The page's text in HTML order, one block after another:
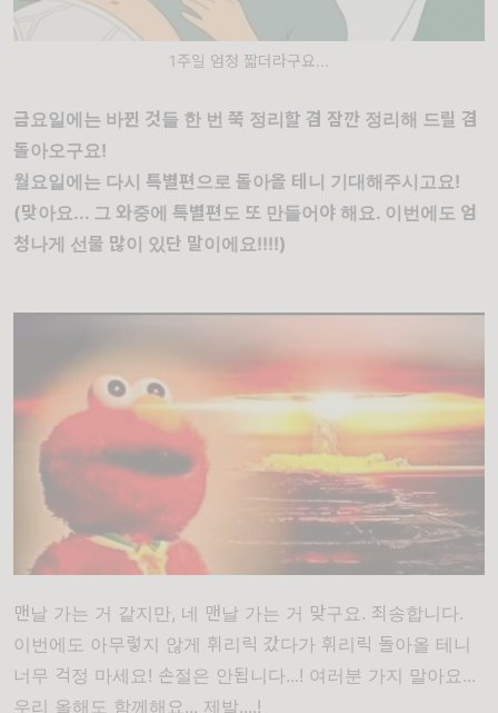
1주일 엄청 짧더라구요...
금요일에는 바뀐 것들 한 번 쭉 정리할 겸 잠깐 정리해 드릴 겸
돌아오구요!
월요일에는 다시 특별편으로 돌아올 테니 기대해주시고요!
(맞아요... 그 와중에 특별편도 또 만들어야 해요. 이번에도 엄
청나게 선물 많이 있단 말이에요!!!!)
맨날 가는 거 같지만, 네 맨날 가는 거 맞구요. 죄송합니다.
이번에도 아무렇지 않게 휘리릭 갔다가 휘리릭 돌아올 테니
너무 걱정 마세요! 손절은 안됩니다...! 여러분 가지 말아요...
우리 올해도 함께해요... 제발....!